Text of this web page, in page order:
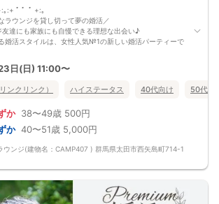
｡:+ ﾟ ゜ﾟ +:｡
ラウンジを貸し切って夢の婚活／
達にも家族にも自慢できる理想な出会い♪
婚活スタイルは、女性人気№1の新しい婚活パーティーで
恋人と一緒に出かけたい方♡」
などの男性限定
へ
作れますね。
！
177cm／明るい性格で紳士
日(日) 11:00〜
ンクリンク） ハイステータス 40代向け 50代向
か 38〜49歳 500円
か 40〜51歳 5,000円
ウンジ(建物名：CAMP407 ) 群馬県太田市西矢島町714-1